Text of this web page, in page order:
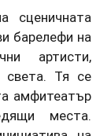
сценичната
барелефи на
артисти,
света. Тя се
амфитеатър
места.